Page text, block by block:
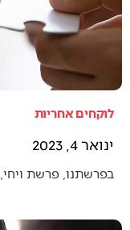
לוקחים אחריות
ינואר 4, 2023
בפרשתנו, פרשת ויחי,